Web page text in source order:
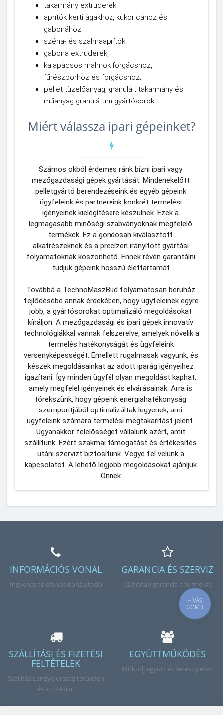
takarmány extruderek;
aprítók kerti ágakhoz, kukoricához és
gabonához;
széna- és szalmaaprítók;
gabona extruderek,
kalapácsos malmok forgácshoz,
fűrészporhoz és forgácshoz;
pellet tüzelőanyag, granulált takarmány és
műanyag granulátum gyártósorok.
Miért válassza ipari gépeinket?
Számos okból érdemes ránk bízni ipari vagy
mezőgazdasági gépek gyártását. Mindenekelőtt
pelletgyártó berendezéseink és egyéb gépeink
ügyfeleink és partnereink konkrét termelési
igényeinek kielégítésére készülnek. Ezek a
legmagasabb minőségi szabványoknak megfelelő
termékek. Ez a gondosan kiválasztott
alkatrészeknek és a precízen irányított gyártási
folyamatoknak köszönhető. Ennek révén garantálni
tudjuk gépeink hosszú élettartamát.
Továbbá a TechnoMaszBud folyamatosan beruház
fejlődésébe annak érdekében, hogy ügyfeleinek egyre
jobb, a gyártósorokat optimalizáló megoldásokat
kínáljon. A mezőgazdasági és ipari gépek innovatív
technológiákkal vannak felszerelve, amelyek növelik a
termelés hatékonyságát és ügyfeleink
versenyképességét. Emellett rugalmasak vagyunk, és
készek megoldásainkat az adott iparág igényeihez
igazítani. Így minden ügyfél olyan megoldást kaphat,
amely megfelel igényeinek és elvárásainak. Arra is
törekszünk, hogy gépeink energiahatékonyság
szempontjából optimalizáltak legyenek, ami
ügyfeleink számára termelési megtakarítást jelent.
Ugyanakkor felelősséget vállalunk azért, amit
szállítunk. Ezért szakmai támogatást és értékesítés
utáni szervizt biztosítunk. Vegye fel velünk a
kapcsolatot. A lehető legjobb megoldásokat ajánljuk
Önnek.
INFORMÁCIÓS VONAL
Ingyenes telefonos konzultáció
GARANCIA ÉS SZERVIZ
12 hónap garancia a termékre
SZÁLLÍTÁSI ÉS FIZETÉSI
FELTÉTELEK
Szállítás Lengyelország területén
és az EU-ban
EGYÜTTMŰKÖDÉS
Működj együtt és keress pénzt
HÍVÁS
GOMB